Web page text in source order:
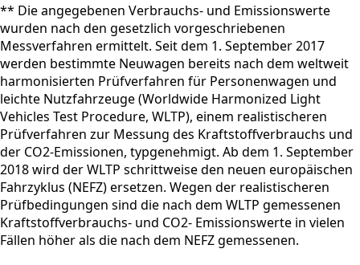
** Die angegebenen Verbrauchs- und Emissionswerte
wurden nach den gesetzlich vorgeschriebenen
Messverfahren ermittelt. Seit dem 1. September 2017
werden bestimmte Neuwagen bereits nach dem weltweit
harmonisierten Prüfverfahren für Personenwagen und
leichte Nutzfahrzeuge (Worldwide Harmonized Light
Vehicles Test Procedure, WLTP), einem realistischeren
Prüfverfahren zur Messung des Kraftstoffverbrauchs und
der CO2-Emissionen, typgenehmigt. Ab dem 1. September
2018 wird der WLTP schrittweise den neuen europäischen
Fahrzyklus (NEFZ) ersetzen. Wegen der realistischeren
Prüfbedingungen sind die nach dem WLTP gemessenen
Kraftstoffverbrauchs- und CO2- Emissionswerte in vielen
Fällen höher als die nach dem NEFZ gemessenen.